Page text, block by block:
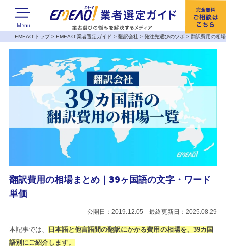
EMEAO!トップ>EMEAO!業者選定ガイド > 翻訳会社>発注先選びのツボ >翻訳費用の相
翻訳費用の相場まとめ｜39ヶ国語の文字・ワード
単価
公開日：2019.12.05 最終更新日：2025.08.29
本記事では、
日本語と他言語間の翻訳にかかる費用の相場を、39カ国
語別にご紹介します。